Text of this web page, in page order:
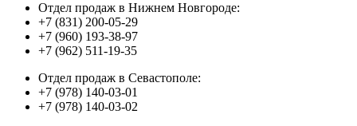
Отдел продаж в Нижнем Новгороде:
+7 (831) 200-05-29
+7 (960) 193-38-97
+7 (962) 511-19-35
Отдел продаж в Севастополе:
+7 (978) 140-03-01
+7 (978) 140-03-02